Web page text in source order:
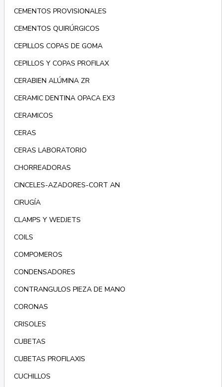
CEMENTOS PROVISIONALES
CEMENTOS QUIRÚRGICOS
CEPILLOS COPAS DE GOMA
CEPILLOS Y COPAS PROFILAX
CERABIEN ALÚMINA ZR
CERAMIC DENTINA OPACA EX3
CERAMICOS
CERAS
CERAS LABORATORIO
CHORREADORAS
CINCELES-AZADORES-CORT AN
CIRUGÍA
CLAMPS Y WEDJETS
COILS
COMPOMEROS
CONDENSADORES
CONTRANGULOS PIEZA DE MANO
CORONAS
CRISOLES
CUBETAS
CUBETAS PROFILAXIS
CUCHILLOS